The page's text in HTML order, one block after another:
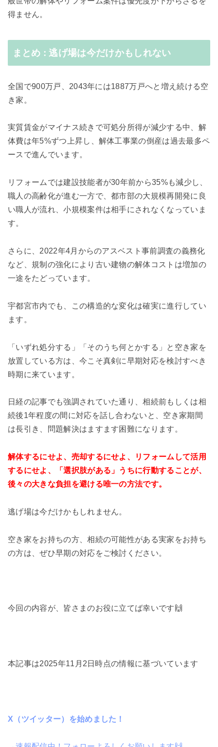
得ません。
まとめ : 逃げ場は今だけかもしれない
全国で900万戸、2043年には1887万戸へと増え続ける空
き家。
実質賃金がマイナス続きで可処分所得が減少する中、解
体費は年5%ずつ上昇し、解体工事業の倒産は過去最多ペ
ースで進んでいます。
リフォームでは建設技能者が30年前から35%も減少し、
職人の高齢化が進む一方で、都市部の大規模再開発に良
い職人が流れ、小規模案件は相手にされなくなっていま
す。
さらに、2022年4月からのアスベスト事前調査の義務化
など、規制の強化により古い建物の解体コストは増加の
一途をたどっています。
宇都宮市内でも、この構造的な変化は確実に進行してい
ます。
「いずれ処分する」「そのうち何とかする」と空き家を
放置している方は、今こそ真剣に早期対応を検討すべき
時期に来ています。
日経の記事でも強調されていた通り、相続前もしくは相
続後1年程度の間に対応を話し合わないと、空き家期間
は長引き、問題解決はますます困難になります。
解体するにせよ、売却するにせよ、リフォームして活用
するにせよ、「選択肢がある」うちに行動することが、
後々の大きな負担を避ける唯一の方法です。
逃げ場は今だけかもしれません。
空き家をお持ちの方、相続の可能性がある実家をお持ち
の方は、ぜひ早期の対応をご検討ください。
今回の内容が、皆さまのお役に立てば幸いです🙌
本記事は2025年11月2日時点の情報に基づいています
X（ツイッター）を始めました！